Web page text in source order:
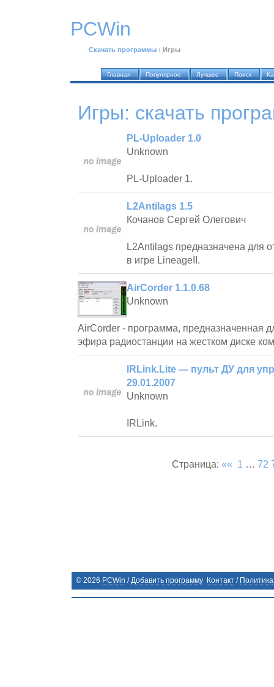
PCWin
Скачать программы › Игры
Главная Популярное Лучшее Поиск
Игры: скачать
PL-Uploader 1.0
Unknown
PL-Uploader 1.
L2Antilags 1.5
Кочанов Сергей Олегович
L2Antilags предназначена для
в игре LineageII.
AirCorder 1.1.0.68
Unknown
AirCorder - программа, предназначенная
эфира радиостанции на жестком диске
IRLink.Lite — пульт ДУ для
29.01.2007
Unknown
IRLink.
Страница: «« 1 … 72
© 2026 PCWin /Добавить программу Контакт /